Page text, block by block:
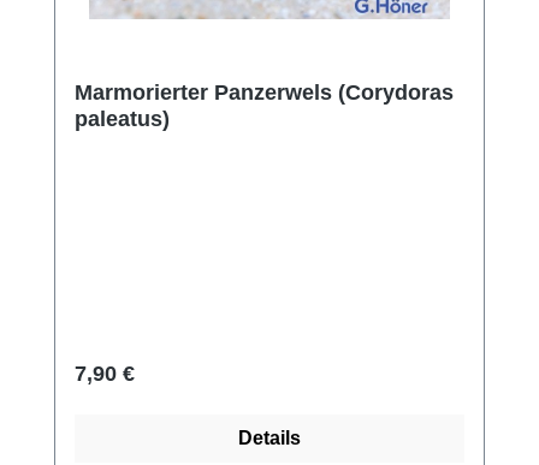
Marmorierter Panzerwels (Corydoras
paleatus)
Regulärer Preis:
7,90 €
Details